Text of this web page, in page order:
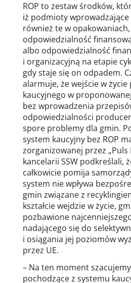
ROP to zestaw środków,
iż podmioty
również te w
odpowiedzialność
albo odpowiedzialność
i organizacyjną na etapie
gdy staje się on odpadem.
alarmuje, że wejście w
kaucyjnego w
bez wprowadzenia
odpowiedzialności
spore problemy dla gmin.
system kaucyjny bez ROP
zorganizowanej przez „Puls
kancelarii SSW podkreślali,
całkowicie pomija
system nie wpływa
gmin związane z
kształcie wejdzie w życie,
pozbawione
nadającego się do
i osiągania jej poziomów
przez UE.
– Na ten moment
pochodzące z systemu